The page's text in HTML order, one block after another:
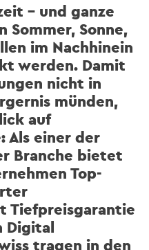
– und ganze
Sommer, Sonne,
im Nachhinein
werden. Damit
nicht in
münden,
auf
Als einer der
Branche bietet
Top-
Tiefpreisgarantie
Digital
tragen in den